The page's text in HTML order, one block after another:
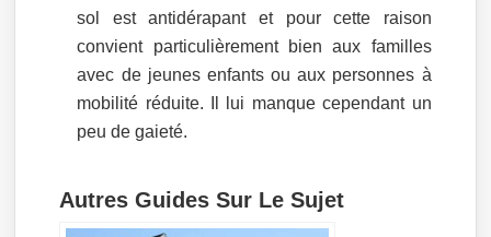
sol est antidérapant et pour cette raison
convient particulièrement bien aux familles
avec de jeunes enfants ou aux personnes à
mobilité réduite. Il lui manque cependant un
peu de gaieté.
Autres Guides Sur Le Sujet